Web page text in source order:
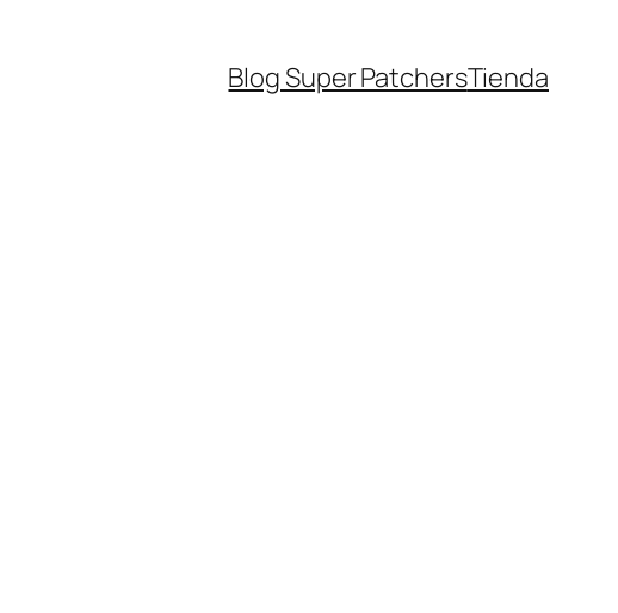
Blog Super PatchersTienda